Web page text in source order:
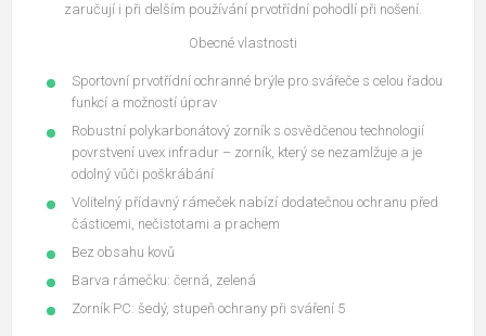
zaručují i při delším používání prvotřídní pohodlí při nošení.
Obecné vlastnosti
Sportovní prvotřídní ochranné brýle pro svářeče s celou řadou
funkcí a možností úprav
Robustní polykarbonátový zorník s osvědčenou technologií
povrstvení uvex infradur – zorník, který se nezamlžuje a je
odolný vůči poškrábání
Volitelný přídavný rámeček nabízí dodatečnou ochranu před
částicemi, nečistotami a prachem
Bez obsahu kovů
Barva rámečku: černá, zelená
Zorník PC: šedý, stupeň ochrany při sváření 5